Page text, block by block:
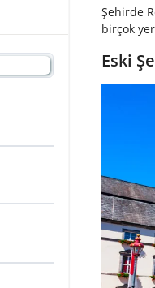
Şehirde
birçok
Eski